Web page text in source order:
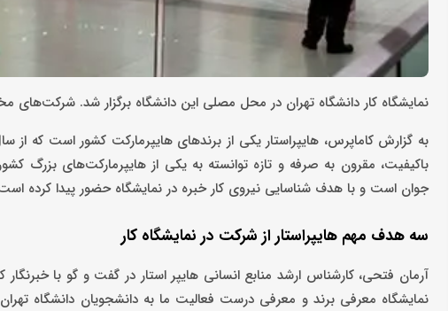
نمایشگاه کار دانشگاه تهران در محل مصلی این دانشگاه برگزار شد. شرکت‌های
باکیفیت، مقرون به صرفه و تازه توانسته به یکی از هایپرمارکت‌های
جوان است و با هدف شناسایی نیروی کار خبره در نمایشگاه حضور پیدا کرده
سه هدف مهم هایپراستار از شرکت در نمایشگاه کار
آرمان فتحی، کارشناس ارشد منابع انسانی هایپر استار در گفت و گو با
نمایشگاه معرفی برند و معرفی درست فعالیت ما به دانشجویان دانشگاه